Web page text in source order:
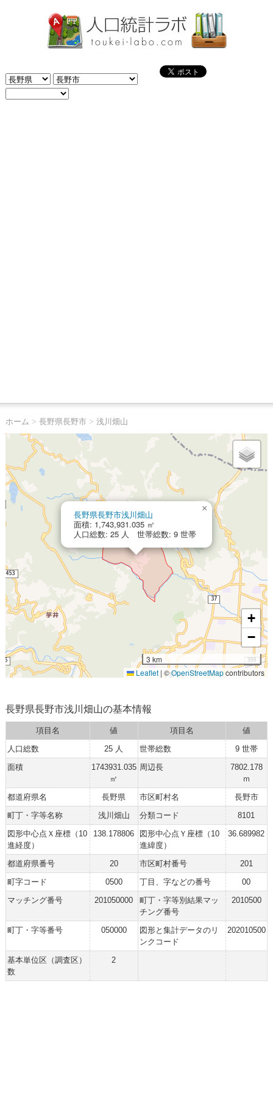
ホーム > 長野県長野市> 浅川畑山
長野県長野市浅川畑山
面積: 1,743,931.035 ㎡
人口総数: 25 人 世帯総数: 9 世帯
×
+
−
3 km
Leaflet | ©OpenStreetMapcontributors
長野県長野市浅川畑山の基本情報
項目名 値 項目名
値
人口総数
25 人 世帯総数
9 世帯
面積
1743931.035
㎡
周辺長
7802.178
ｍ
都道府県名
長野県 市区町村名
長野市
町丁・字等名称
浅川畑山 分類コード
8101
図形中心点Ｘ座標（10
進経度）
138.178806
図形中心点Ｙ座標（10
進緯度）
36.689982
都道府県番号 20 市区町村番号
201
町字コード
0500 丁目、字などの番号
00
マッチング番号
201050000
町丁・字等別結果マッ
チング番号
2010500
町丁・字等番号 050000
図形と集計データのリ
ンクコード
202010500
基本単位区（調査区）
数
2